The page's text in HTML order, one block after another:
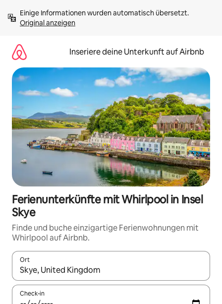
Inhalten
springenOriginal anzeigen
Inseriere deine Unterkunft auf Airbnb
Ferienunterkünfte mit Whirlpool in Insel
Skye
Finde und buche einzigartige Ferienwohnungen mit
Whirlpool auf Airbnb.
Ort
Wenn Ergebnisse verfügbar sind, navigiere mit den
Check-in